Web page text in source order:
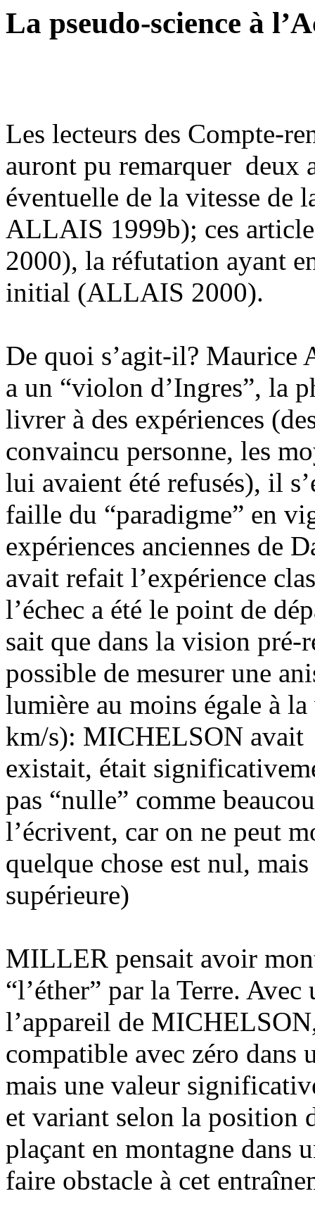
La pseudo-science à
Les lecteurs des Compte-
auront pu remarquer deux
éventuelle de la vitesse
ALLAIS 1999b); ces
2000), la réfutation ayant
initial (ALLAIS 2000).
De quoi s’agit-il? Maurice
a un “violon d’Ingres”, la
livrer à des expériences
convaincu personne, les
lui avaient été refusés), il
faille du “paradigme” en
expériences anciennes de
avait refait l’expérience
l’échec a été le point de
sait que dans la vision pré-
possible de mesurer une
lumière au moins égale à
km/s): MICHELSON avait
existait, était
pas “nulle” comme
l’écrivent, car on ne peut
quelque chose est nul,
supérieure)
MILLER pensait avoir
“l’éther” par la Terre.
l’appareil de
compatible avec zéro dans
mais une valeur
et variant selon la position
plaçant en montagne dans
faire obstacle à cet